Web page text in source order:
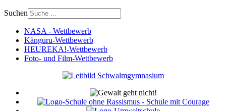
Suchen
NASA - Wettbewerb
Känguru-Wettbewerb
HEUREKA!-Wettbewerb
Foto- und Film-Wettbewerb